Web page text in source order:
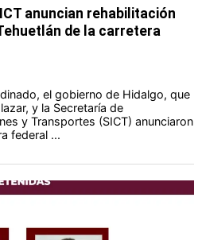
anuncian rehabilitación
de la carretera
el gobierno de Hidalgo, que
y la Secretaría de
y Transportes (SICT) anunciaron
federal ...